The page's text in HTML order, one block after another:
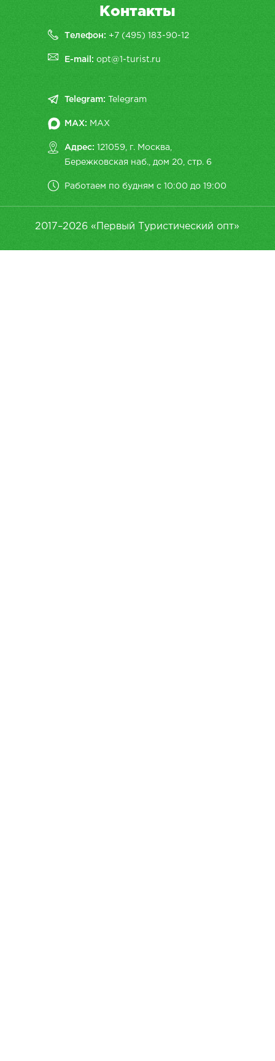
Контакты
Телефон: +7 (495) 183-90-12
E-mail:opt@1-turist.ru
Telegram: Telegram
MAX: MAX
Адрес: 121059, г. Москва,
Бережковская наб., дом 20, cтр. 6
Работаем по будням с 10:00 до 19:00
2017–2026 «Первый Туристический опт»